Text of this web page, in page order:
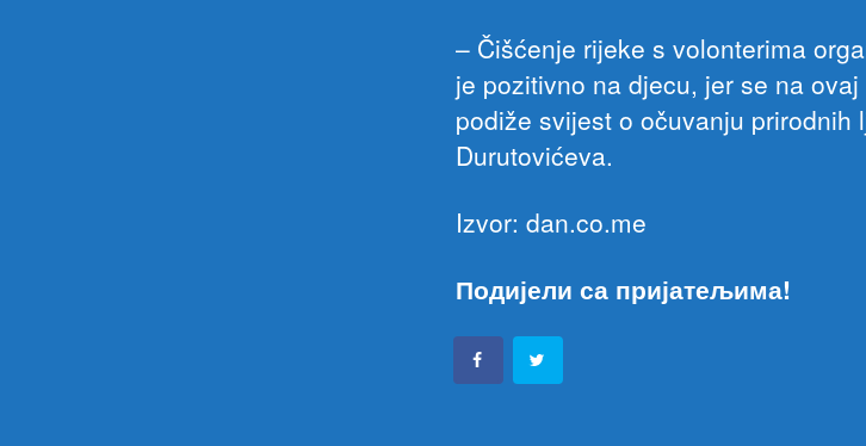
– Čišćenje rijeke s volonterima
je pozitivno na djecu, jer se na
podiže svijest o očuvanju prirodnih
Durutovićeva.
Izvor: dan.co.me
Подијели са пријатељима!